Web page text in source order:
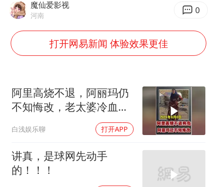
粉笔教育发布“自曝式”公开信
广岛核爆81周年央视播《奥本海默》
公司“上四休三”但要降薪1000元
国民党推出AI发言人“郑小文”
A股收盘：三大指数均涨超1%
“中国蔬菜之乡”最高温达41.8℃
魔仙爱影视
河南 0
打开网易新闻 体验效果更佳
阿里高烧不退，阿丽玛仍
不知悔改，老太婆冷血引
白浅娱乐聊 打开APP
讲真，是球网先动手
的！！！